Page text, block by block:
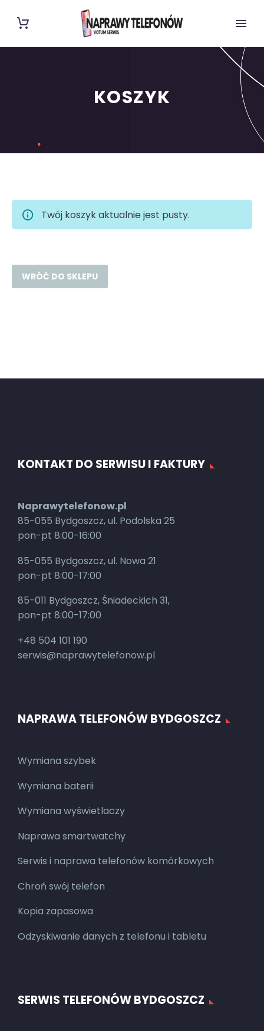
KOSZYK
Twój koszyk aktualnie jest pusty.
WRÓĆ DO SKLEPU
KONTAKT DO SERWISU I FAKTURY
Naprawytelefonow.pl
85-055 Bydgoszcz, ul. Podolska 25
pon-pt 8:00-16:00
85-055 Bydgoszcz, ul. Nowa 21
pon-pt 8:00-17:00
85-011 Bydgoszcz, Śniadeckich 31,
pon-pt 8:00-17:00
+48 504 101 190
serwis@naprawytelefonow.pl
NAPRAWA TELEFONÓW BYDGOSZCZ
Wymiana szybek
Wymiana baterii
Wymiana wyświetlaczy
Naprawa smartwatchy
Serwis i naprawa telefonów komórkowych
Chroń swój telefon
Kopia zapasowa
Odzyskiwanie danych z telefonu i tabletu
SERWIS TELEFONÓW BYDGOSZCZ